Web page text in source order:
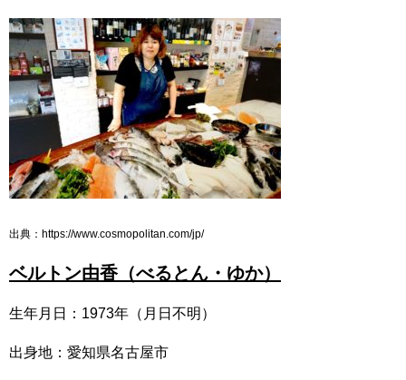
出典：https://www.cosmopolitan.com/jp/
ベルトン由香（べるとん・ゆか）
生年月日：1973年（月日不明）
出身地：愛知県名古屋市